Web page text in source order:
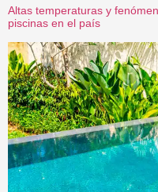
Altas temperaturas y
piscinas en el país